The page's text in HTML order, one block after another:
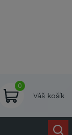
0
Váš košík